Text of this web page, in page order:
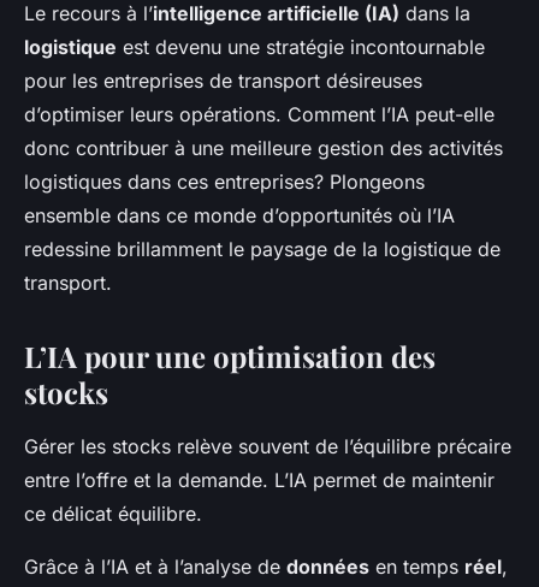
Le recours à l’intelligence artificielle (IA) dans la
logistique est devenu une stratégie incontournable
pour les entreprises de transport désireuses
d’optimiser leurs opérations. Comment l’IA peut-elle
donc contribuer à une meilleure gestion des activités
logistiques dans ces entreprises? Plongeons
ensemble dans ce monde d’opportunités où l’IA
redessine brillamment le paysage de la logistique de
transport.
L’IA pour une optimisation des
stocks
Gérer les stocks relève souvent de l’équilibre précaire
entre l’offre et la demande. L’IA permet de maintenir
ce délicat équilibre.
Grâce à l’IA et à l’analyse de données en temps réel,